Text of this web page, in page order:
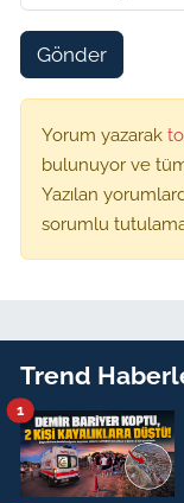
Gönder
Yorum yazarak
bulunuyor ve
Yazılan
sorumlu
Trend
1